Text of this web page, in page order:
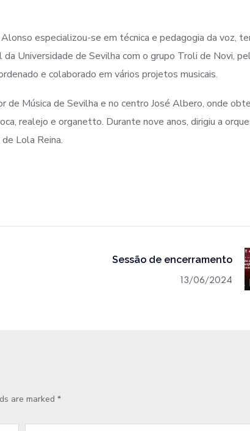
especializou-se em técnica e pedagogia da voz,
Universidade de Sevilha com o grupo Troli de Novi,
e colaborado em vários projetos musicais.
de Música de Sevilha e no centro José Albero, onde
realejo e organetto. Durante nove anos, dirigiu a
Lola Reina.
Sessão de encerramento
13/06/2024
are marked *